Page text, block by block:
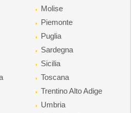
Molise
Piemonte
Puglia
Sardegna
Sicilia
Toscana
Trentino Alto Adige
Umbria